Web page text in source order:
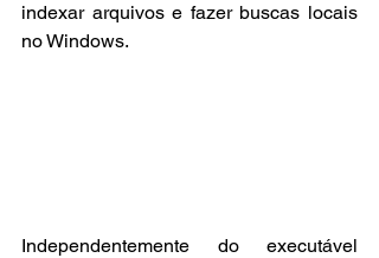
indexar arquivos e fazer buscas locais
no Windows.
Independentemente do executável